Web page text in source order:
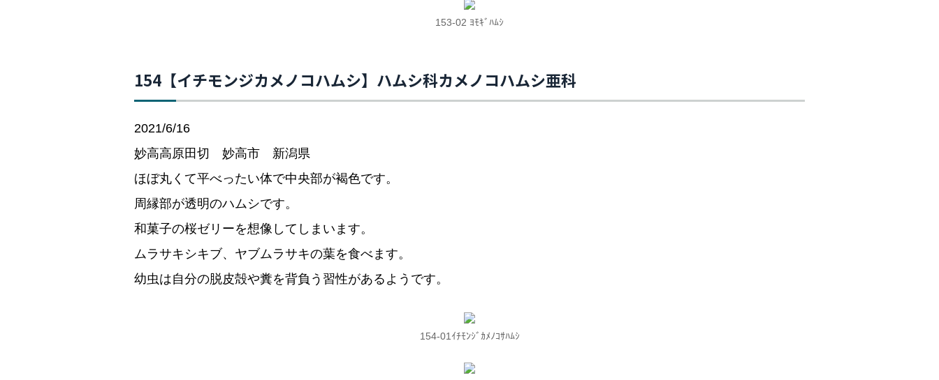
153-02 ﾖﾓｷﾞﾊﾑｼ
154【イチモンジカメノコハムシ】ハムシ科カメノコハムシ亜科
2021/6/16
妙高高原田切 妙高市 新潟県
ほぼ丸くて平べったい体で中央部が褐色です。
周縁部が透明のハムシです。
和菓子の桜ゼリーを想像してしまいます。
ムラサキシキブ、ヤブムラサキの葉を食べます。
幼虫は自分の脱皮殻や糞を背負う習性があるようです。
154-01ｲﾁﾓﾝｼﾞｶﾒﾉｺｻﾊﾑｼ